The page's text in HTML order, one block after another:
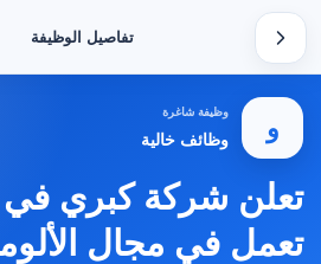
تفاصيل الوظيفة
و
وظيفة شاغرة
وظائف خالية
تعلن شركة كبري في
تعمل في مجال